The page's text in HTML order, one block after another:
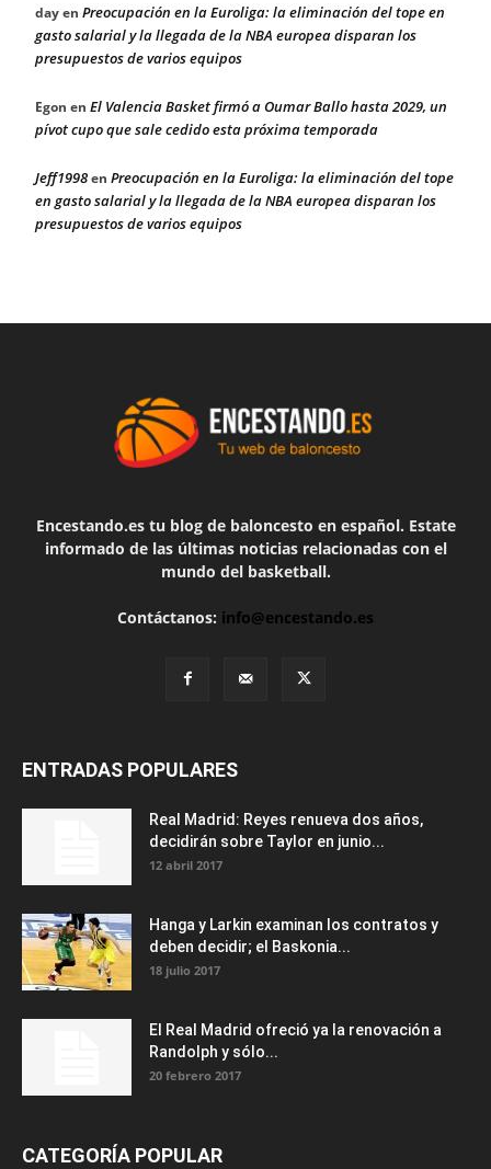
dayen Preocupación en la Euroliga: la eliminación del tope en
gasto salarial y la llegada de la NBA europea disparan los
presupuestos de varios equipos
Egon en El Valencia Basket firmó a Oumar Ballo hasta 2029, un
pívot cupo que sale cedido esta próxima temporada
Jeff1998en Preocupación en la Euroliga: la eliminación del tope
en gasto salarial y la llegada de la NBA europea disparan los
presupuestos de varios equipos
Encestando.es tu blog de baloncesto en español. Estate
informado de las últimas noticias relacionadas con el
mundo del basketball.
Contáctanos: info@encestando.es
ENTRADAS POPULARES
Real Madrid: Reyes renueva dos años,
decidirán sobre Taylor en junio...
12 abril 2017
Hanga y Larkin examinan los contratos y
deben decidir; el Baskonia...
18 julio 2017
El Real Madrid ofreció ya la renovación a
Randolph y sólo...
20 febrero 2017
CATEGORÍA POPULAR